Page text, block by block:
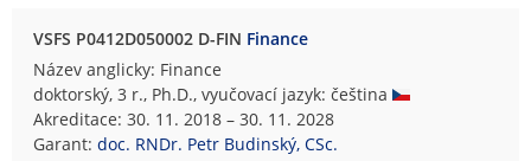
VSFS P0412D050002 D-FIN Finance
Název anglicky: Finance
doktorský, 3 r., Ph.D., vyučovací jazyk: čeština
Akreditace: 30. 11. 2018 – 30. 11. 2028
Garant:doc. RNDr. Petr Budinský, CSc.